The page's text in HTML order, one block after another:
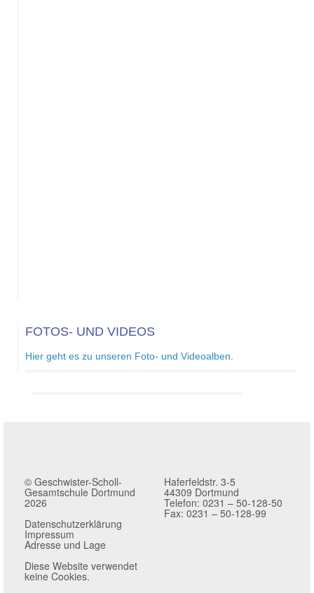
FOTOS- UND VIDEOS
Hier geht es zu unseren Foto- und Videoalben.
© Geschwister-Scholl-
Gesamtschule Dortmund
2026
Datenschutzerklärung
Impressum
Adresse und Lage
Diese Website verwendet
keine Cookies.
Haferfeldstr. 3-5
44309 Dortmund
Telefon: 0231 – 50-128-50
Fax: 0231 – 50-128-99